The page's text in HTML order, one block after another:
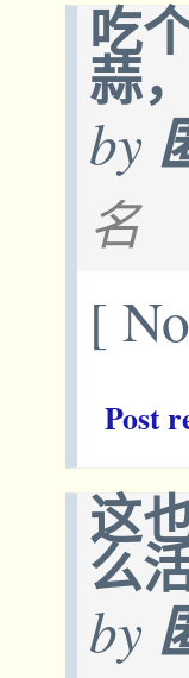
吃
蒜
by
名
[
Post
这
么
by